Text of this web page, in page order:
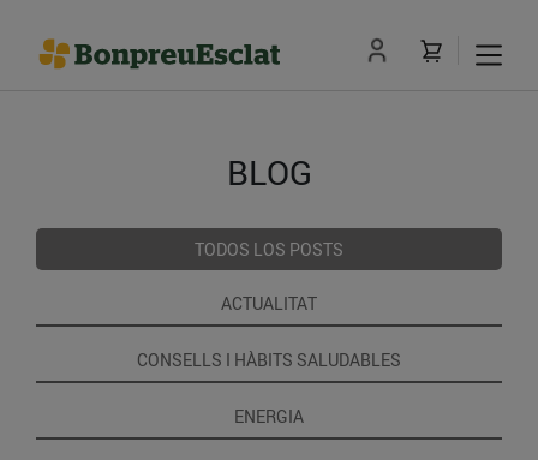
BLOG
TODOS LOS POSTS
ACTUALITAT
CONSELLS I HÀBITS SALUDABLES
ENERGIA